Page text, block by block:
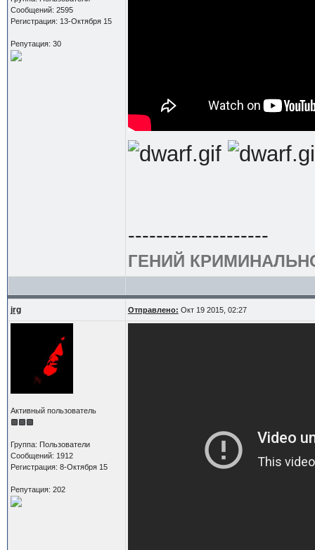
Сообщений: 2595
Регистрация: 13-Октября 15
Репутация: 30
--------------------
ГЕНИЙ
jrg Отправлено: Окт 19 2015, 02:27
Активный пользователь
Группа: Пользователи
Сообщений: 1912
Регистрация: 8-Октября 15
Репутация: 202